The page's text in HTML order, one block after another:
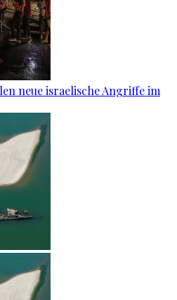
neue israelische Angriffe im